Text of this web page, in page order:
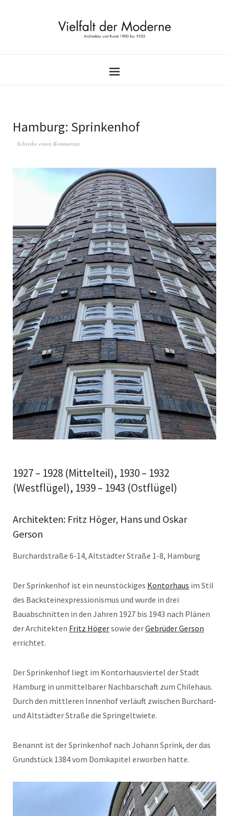
Hamburg: Sprinkenhof
Schreibe einen Kommentar
1927 – 1928 (Mittelteil), 1930 – 1932
(Westflügel), 1939 – 1943 (Ostflügel)
Architekten: Fritz Höger, Hans und Oskar
Gerson
Burchardstraße 6-14, Altstädter Straße 1-8, Hamburg
Der Sprinkenhof ist ein neunstöckiges Kontorhaus im Stil
des Backsteinexpressionismus und wurde in drei
Bauabschnitten in den Jahren 1927 bis 1943 nach Plänen
der Architekten Fritz Högersowie derGebrüder Gerson
errichtet.
Der Sprinkenhof liegt im Kontorhausviertel der Stadt
Hamburg in unmittelbarer Nachbarschaft zum Chilehaus.
Durch den mittleren Innenhof verläuft zwischen Burchard-
und Altstädter Straße die Springeltwiete.
Benannt ist der Sprinkenhof nach Johann Sprink, der das
Grundstück 1384 vom Domkapitel erworben hatte.